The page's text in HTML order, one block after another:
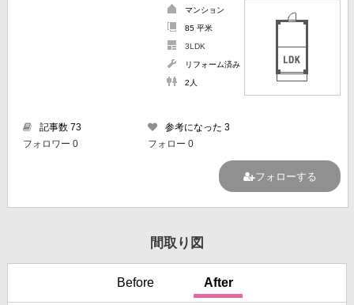
マンション
85 平米
3LDK
リフォーム済み
2人
記事数 73
参考になった 3
フォロー 0
フォロワー 0
フォローする
間取り図
Before After